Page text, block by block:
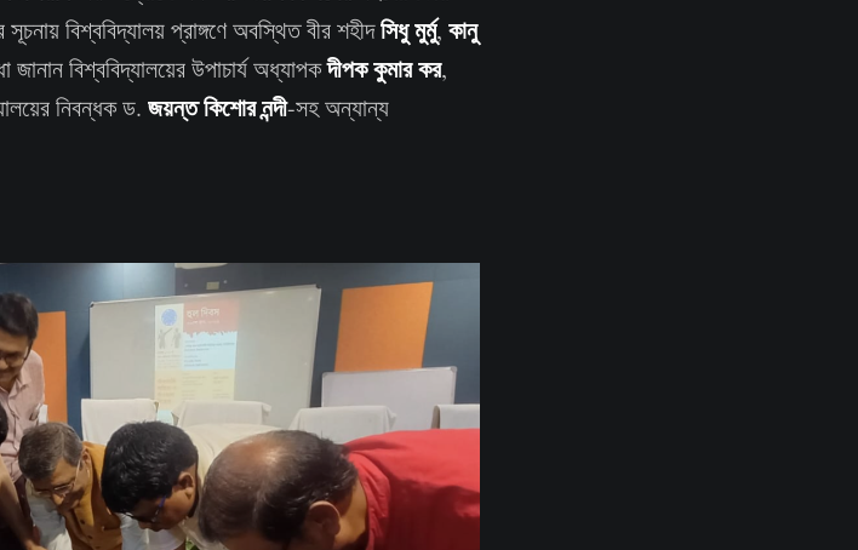
বিশ্ববিদ্যালয় প্রাঙ্গণে অবস্থিত বীর শহীদসিধু মুর্মু, কানু
জানান বিশ্ববিদ্যালয়ের উপাচার্য অধ্যাপকদীপক কুমার কর,
নিবন্ধক ড. জয়ন্ত কিশোর নন্দী-সহ অন্যান্য